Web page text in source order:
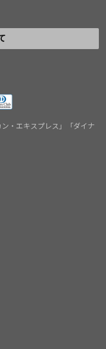
ン・エキスプレス」「ダイナ